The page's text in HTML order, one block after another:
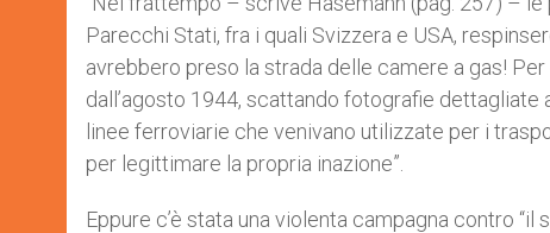
Parecchi Stati, fra i quali Svizzera e USA,
avrebbero preso la strada delle camere a gas!
dall’agosto 1944, scattando fotografie
linee ferroviarie che venivano utilizzate per i
per legittimare la propria inazione”.
Eppure c’è stata una violenta campagna contro